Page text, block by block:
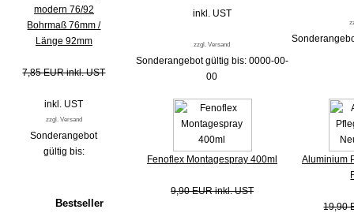
modern 76/92
Bohrmaß 76mm /
Länge 92mm
7,85 EUR inkl. UST
inkl. UST
zzgl. Versand
Sonderangebot
gültig bis:
Bestseller
inkl. UST
zzgl. Versand
Sonderangebot gültig bis: 0000-00-
00
Fenoflex Montagespray 400ml
9,90 EUR inkl. UST
Aluminium
19,90